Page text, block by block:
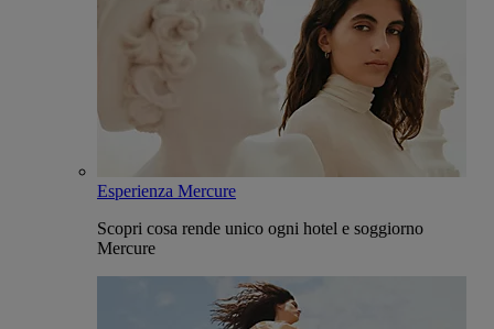
Esperienza Mercure
Scopri cosa rende unico ogni hotel e soggiorno
Mercure